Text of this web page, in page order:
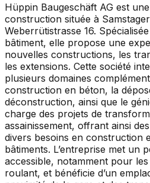
Hüppin Baugeschäft AG est
construction située à
Weberrütistrasse 16.
bâtiment, elle propose une
nouvelles constructions, les
les extensions. Cette société
plusieurs domaines
construction en béton, la
déconstruction, ainsi que le
charge des projets de
assainissement, offrant ainsi
divers besoins en construction
bâtiments. L’entreprise met un
accessible, notamment pour
roulant, et bénéficie d’un